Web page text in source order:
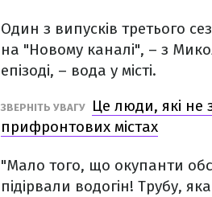
Один з випусків третього
на "Новому каналі", – з
епізоді, – вода у місті.
ЗВЕРНІТЬ УВАГУ
Це люди, які не
прифронтових містах
"Мало того, що окупанти
підірвали водогін! Трубу,